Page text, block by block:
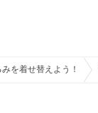
を着せ替えよう！